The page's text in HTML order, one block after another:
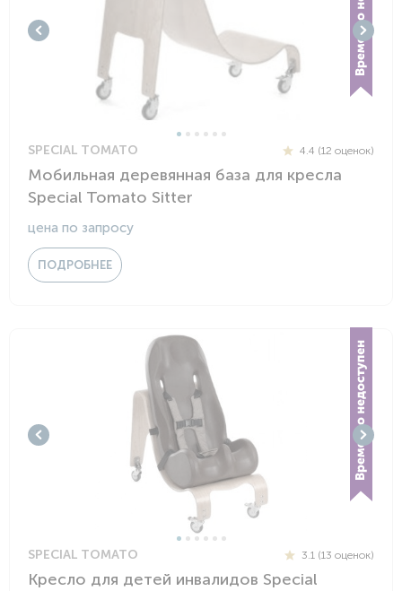
SPECIAL TOMATO 4.4 (12 оценок)
Мобильная деревянная база для кресла
Special Tomato Sitter
цена по запросу
ПОДРОБНЕЕ
SPECIAL TOMATO 3.1 (13 оценок)
Кресло для детей инвалидов Special